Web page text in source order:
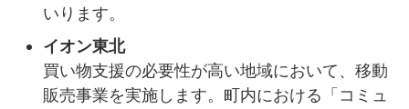
いります。
イオン東北
買い物支援の必要性が高い地域において、移動
販売事業を実施します。町内における「コミュ